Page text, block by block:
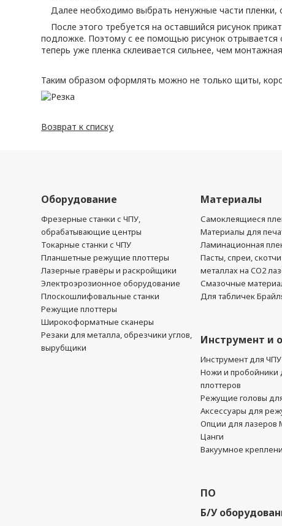
Далее необходимо выбрать ненужные части пленки,
После этого требуется на оставшийся рисунок
подложке. Поэтому с ее помощью рисунок отрывается
теперь уже пленка склеивается сильнее, чем
Таким образом оформлять можно не только щиты,
Возврат к списку
Оборудование
Фрезерные станки с ЧПУ,
обрабатывающие центры
Токарные станки с ЧПУ
Планшетные режущие плоттеры
Лазерные гравёры и раскройщики
Электроэрозионное оборудование
Плоскошлифовальные станки
Режущие плоттеры
Широкоформатные сканеры
Резаки для металла, обрезчики углов,
вырубщики
Материалы
Самоклеящиеся
Материалы для
Ламинационная
Пасты, спреи,
металлах на CO2
Смазочные
Для табличек
Инструмент и
Инструмент для ЧПУ
Ножи и
плоттеров
Режущие головы
Аксессуары для
Опции для лазеров
Цанги
Вакуумное
ПО
Б/У